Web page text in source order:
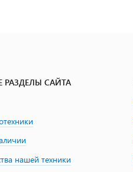
САЙТА
нашей техники